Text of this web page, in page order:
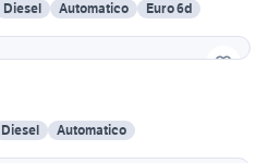
Diesel Automatico
Euro 6d
Diesel
Automatico